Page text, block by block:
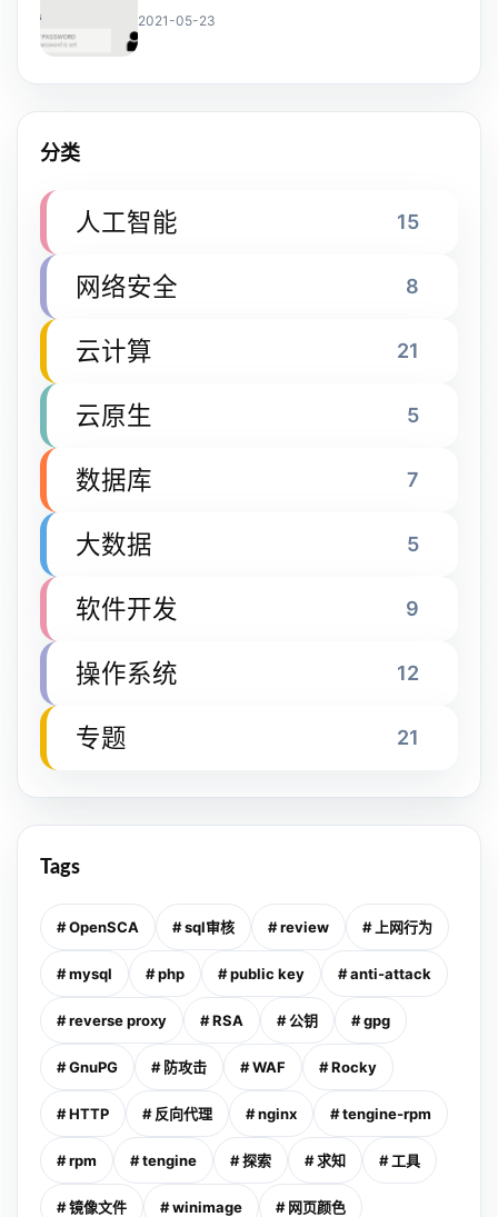
2021-05-23
分类
人工智能 15
网络安全 8
云计算 21
云原生 5
数据库 7
大数据 5
软件开发 9
操作系统 12
专题 21
Tags
# OpenSCA # sql审核 # review # 上网行为
# mysql # php # public key # anti-attack
# reverse proxy # RSA # 公钥 # gpg
# GnuPG # 防攻击 # WAF # Rocky
# HTTP # 反向代理 # nginx # tengine-rpm
# rpm # tengine # 探索 # 求知 # 工具
# 镜像文件 # winimage # 网页颜色